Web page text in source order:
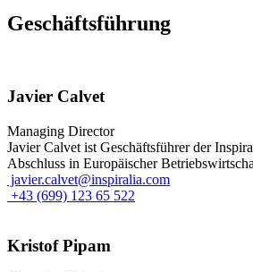
Geschäftsführung
Javier Calvet
Managing Director
Javier Calvet ist Geschäftsführer der
Abschluss in Europäischer
javier.calvet@inspiralia.com
+43 (699) 123 65 522
Kristof Pipam